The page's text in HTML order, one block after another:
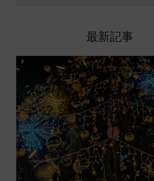
最新記事